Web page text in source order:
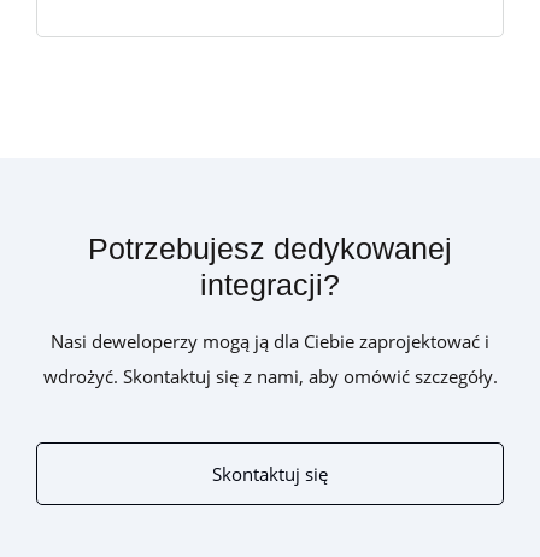
Potrzebujesz dedykowanej
integracji?
Nasi deweloperzy mogą ją dla Ciebie zaprojektować i
wdrożyć. Skontaktuj się z nami, aby omówić szczegóły.
Skontaktuj się